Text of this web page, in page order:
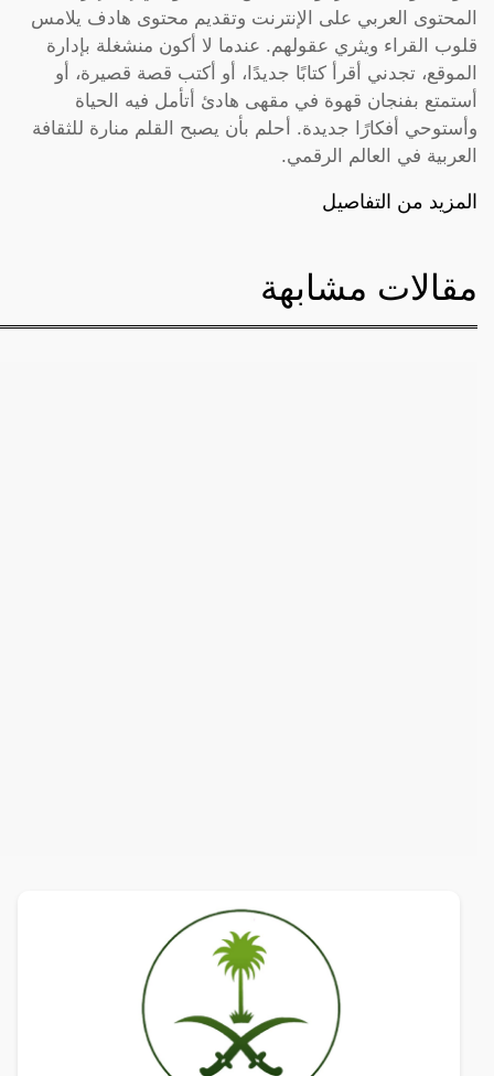
المحتوى العربي على الإنترنت وتقديم محتوى هادف يلامس
قلوب القراء ويثري عقولهم. عندما لا أكون منشغلة بإدارة
الموقع، تجدني أقرأ كتابًا جديدًا، أو أكتب قصة قصيرة، أو
أستمتع بفنجان قهوة في مقهى هادئ أتأمل فيه الحياة
وأستوحي أفكارًا جديدة. أحلم بأن يصبح القلم منارة للثقافة
العربية في العالم الرقمي.
المزيد من التفاصيل
مقالات مشابهة